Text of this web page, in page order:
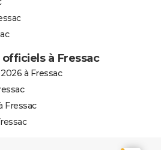
à Fressac
à Fressac
Fressac